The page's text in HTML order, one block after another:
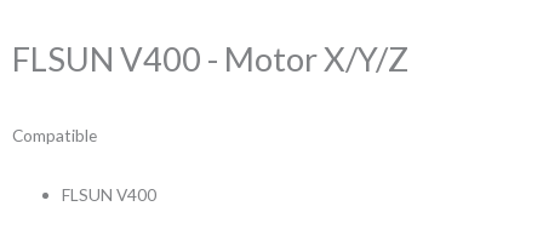
FLSUN V400 - Motor X/Y/Z
Compatible
FLSUN V400